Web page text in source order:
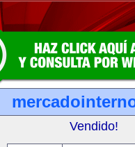
Vendido!